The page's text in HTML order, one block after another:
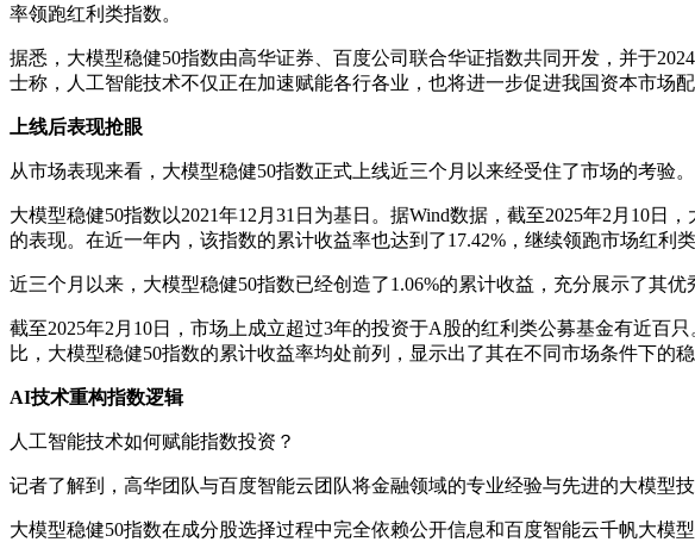
率领跑红利类指数。
据悉，大模型稳健50指数由高华证券、百度公司联合华证指数共同开发，并于
士称，人工智能技术不仅正在加速赋能各行各业，也将进一步促进我国资本市场配
上线后表现抢眼
从市场表现来看，大模型稳健50指数正式上线近三个月以来经受住了市场的考验。
大模型稳健50指数以2021年12月31日为基日。据Wind数据，截至2025年2月10
的表现。在近一年内，该指数的累计收益率也达到了17.42%，继续领跑市场红利类
近三个月以来，大模型稳健50指数已经创造了1.06%的累计收益，充分展示了其
截至2025年2月10日，市场上成立超过3年的投资于A股的红利类公募基金有近百
比，大模型稳健50指数的累计收益率均处前列，显示出了其在不同市场条件下的稳
AI技术重构指数逻辑
人工智能技术如何赋能指数投资？
记者了解到，高华团队与百度智能云团队将金融领域的专业经验与先进的大模型
大模型稳健50指数在成分股选择过程中完全依赖公开信息和百度智能云千帆大